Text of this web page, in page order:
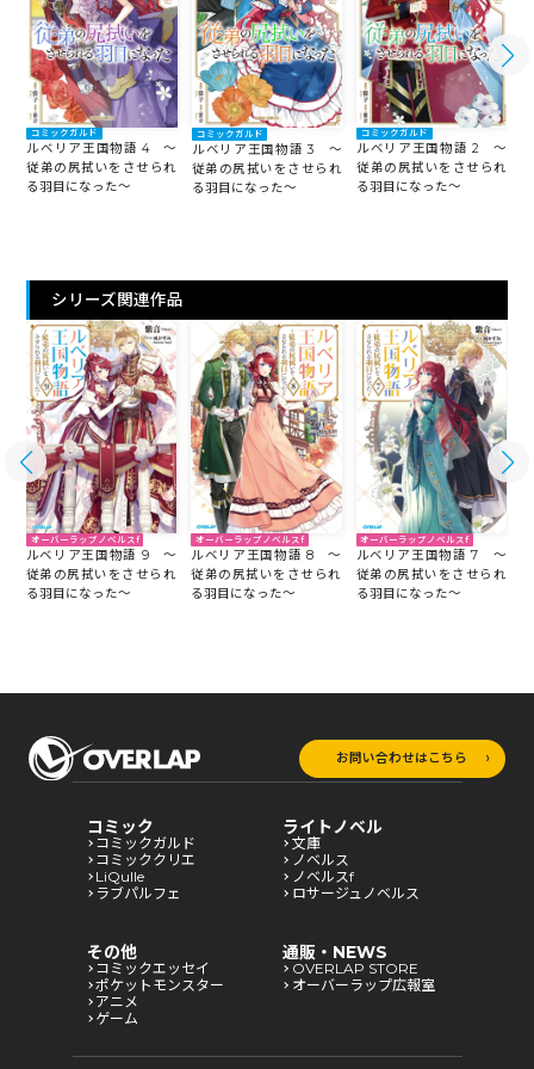
コミックガルド
ルベリア王国物語 4 ～
従弟の尻拭いをさせられ
る羽目になった～
コミックガルド
ルベリア王国物語 3 ～
従弟の尻拭いをさせられ
る羽目になった～
コミックガルド
ルベリア王国物語 2 ～
従弟の尻拭いをさせられ
る羽目になった～
シリーズ関連作品
オーバーラップノベルスf
ルベリア王国物語 9 ～
従弟の尻拭いをさせられ
る羽目になった～
オーバーラップノベルスf
ルベリア王国物語 8 ～
従弟の尻拭いをさせられ
る羽目になった～
オーバーラップノベルスf
ルベリア王国物語 7 ～
従弟の尻拭いをさせられ
る羽目になった～
お問い合わせはこちら
コミック
コミックガルド
コミッククリエ
LiQulle
ラブパルフェ
ライトノベル
文庫
ノベルス
ノベルスf
ロサージュノベルス
その他
コミックエッセイ
ポケットモンスター
アニメ
ゲーム
通販・NEWS
OVERLAP STORE
オーバーラップ広報室